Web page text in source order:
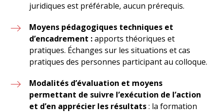
juridiques est préférable, aucun prérequis.
Moyens pédagogiques techniques et
d’encadrement :apports théoriques et
pratiques. Échanges sur les situations et cas
pratiques des personnes participant au colloque.
Modalités d’évaluation et moyens
permettant de suivre l’exécution de l’action
et d’en apprécier les résultats: la formation